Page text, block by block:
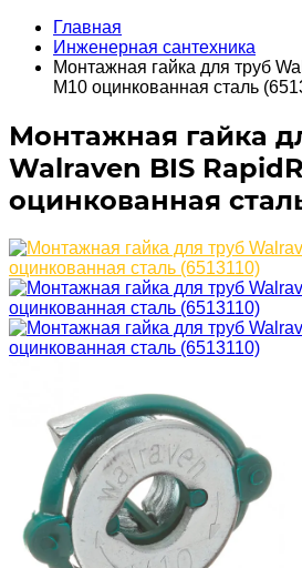
Главная
Инженерная сантехника
Монтажная гайка для труб
M10 оцинкованная сталь
Монтажная гайка
Walraven BIS
оцинкованная сталь